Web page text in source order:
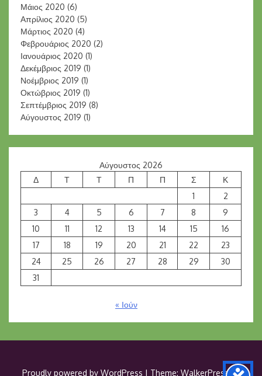
Μάιος 2020 (6)
Απρίλιος 2020 (5)
Μάρτιος 2020 (4)
Φεβρουάριος 2020 (2)
Ιανουάριος 2020 (1)
Δεκέμβριος 2019 (1)
Νοέμβριος 2019 (1)
Οκτώβριος 2019 (1)
Σεπτέμβριος 2019 (8)
Αύγουστος 2019 (1)
Αύγουστος 2026
Δ
Τ Τ Π Π Σ
Κ
1
2
3
4 5 6 7 8
9
10
11 12 13 14 15
16
17
18 19 20 21 22
23
24
25 26 27 28 29
30
31
« Ιούν
Proudly powered by WordPress | Theme: WalkerPress by